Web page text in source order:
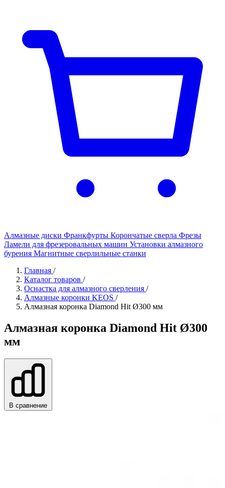
Алмазные диски Франкфурты Корончатые сверла Фрезы
Ламели для фрезеровальных машин Установки алмазного
бурения Магнитные сверлильные станки
Главная /
Каталог товаров /
Оснастка для алмазного сверления /
Алмазные коронки KEOS /
Алмазная коронка Diamond Hit Ø300 мм
Алмазная коронка Diamond Hit Ø300
мм
В сравнение